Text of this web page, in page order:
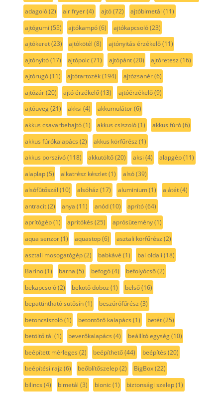
adagoló(2) air fryer(4) ajtó(72) ajtóbimetál (11)
ajtógumi (55) ajtókampó(6) ajtókapcsoló(23)
ajtókeret(23) ajtókötél (8) ajtónyitás érzékelő(11)
ajtónyitó(17) ajtópolc(71) ajtópánt(20) ajtóretesz (16)
ajtórugó(11) ajtótartozék(194) ajtózsanér(6)
ajtózár(20) ajtó érzékelő(13) ajtóérzékelő(9)
ajtóüveg(21) akksi (4) akkumulátor(6)
akkus csavarbehajtó(1) akkus csiszoló(1) akkus fúró(6)
akkus fúrókalapács (2) akkus körfűrész (1)
akkus porszívó(118) akkutöltő(20) aksi (4) alapgép(11)
alaplap(5) alkatrész készlet(1) alsó(39)
alsófűtőszál (10) alsóház (17) aluminium(1) alátét(4)
antracit(2) anya (11) anód(10) aprító(64)
aprítógép(1) aprítókés (25) aprósütemény(1)
aqua senzor(1) aquastop(6) asztali körfűrész (2)
asztali mosogatógép(2) babkávé (1) bal oldali (18)
Barino(1) barna (5) befogó(4) befolyócső(2)
bekapcsoló(2) bekötő doboz (1) belső(16)
bepattintható sütősín(1) beszúrófűrész (3)
betoncsiszoló(1) betontörő kalapács (1) betét(25)
betöltő tál (1) beverőkalapács (4) beállító egység(10)
beépített mérleges (2) beépíthető(44) beépítés (20)
beépítési rajz (6) beőblítőszelep(2) BigBox(22)
bilincs (4) bimetál (3) bionic(1) biztonsági szelep(1)